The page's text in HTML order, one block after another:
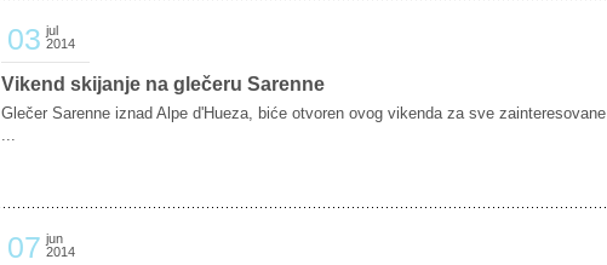
03 jul
2014
Vikend skijanje na glečeru Sarenne
Glečer Sarenne iznad Alpe d'Hueza, biće otvoren ovog vikenda za sve zainteresovane
...
07 jun
2014